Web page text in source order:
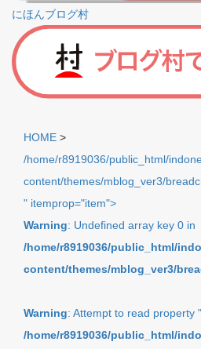
にほんブログ村
HOME >
/home/r8919036/public_html/
content/themes/mblog_ver3/
" itemprop="item">
Warning: Undefined array key 0 in
/home/r8919036/public_html/
content/themes/mblog_ver3/
Warning: Attempt to read property
/home/r8919036/public_html/